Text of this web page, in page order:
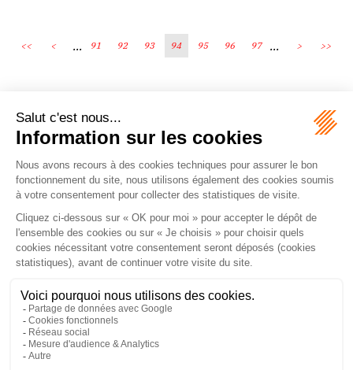
<< < ... 91 92 93 94 95 96 97 ... > >>
Écosystème
Carrières
Honoraires
Contacts
Mentions légales
Plan du site
Espace client
le droit vivant